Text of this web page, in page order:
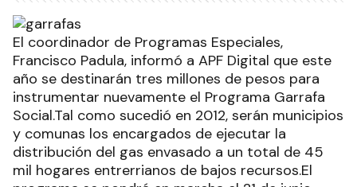
El coordinador de Programas Especiales,
Francisco Padula, informó a APF Digital que este
año se destinarán tres millones de pesos para
instrumentar nuevamente el Programa Garrafa
Social.Tal como sucedió en 2012, serán municipios
y comunas los encargados de ejecutar la
distribución del gas envasado a un total de 45
mil hogares entrerrianos de bajos recursos.El